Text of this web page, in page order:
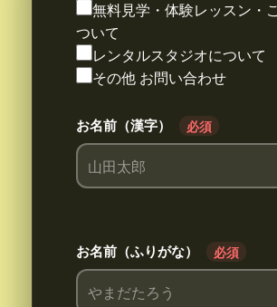
無料見学・体験レッスン・
ついて
レンタルスタジオについて
その他 お問い合わせ
お名前（漢字） 必須
お名前（ふりがな） 必須